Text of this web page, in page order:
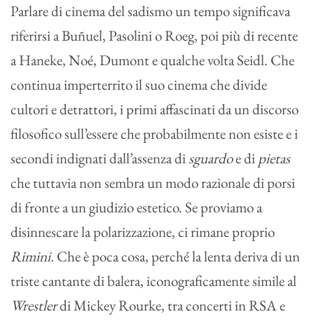
Parlare di cinema del sadismo un tempo significava
riferirsi a Buñuel, Pasolini o Roeg, poi più di recente
a Haneke, Noé, Dumont e qualche volta Seidl. Che
continua imperterrito il suo cinema che divide
cultori e detrattori, i primi affascinati da un discorso
filosofico sull’essere che probabilmente non esiste e i
secondi indignati dall’assenza disguardoe di pietas
che tuttavia non sembra un modo razionale di porsi
di fronte a un giudizio estetico. Se proviamo a
disinnescare la polarizzazione, ci rimane proprio
Rimini. Che è poca cosa, perché la lenta deriva di un
triste cantante di balera, iconograficamente simile al
Wrestlerdi Mickey Rourke, tra concerti in RSA e